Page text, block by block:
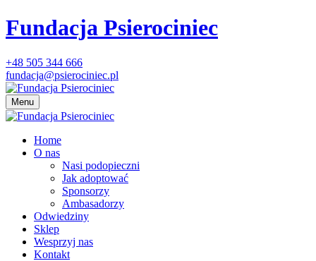
Fundacja Psierociniec
+48 505 344 666
fundacja@psierociniec.pl
Menu
Home
O nas
Nasi podopieczni
Jak adoptować
Sponsorzy
Ambasadorzy
Odwiedziny
Sklep
Wesprzyj nas
Kontakt